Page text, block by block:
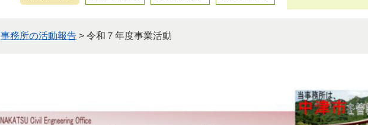
事務所の活動報告 > 令和７年度事業活動